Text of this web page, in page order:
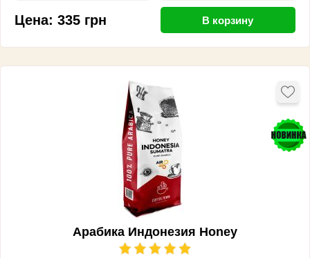
Цена: 335 грн В корзину
Арабика Индонезия Honey